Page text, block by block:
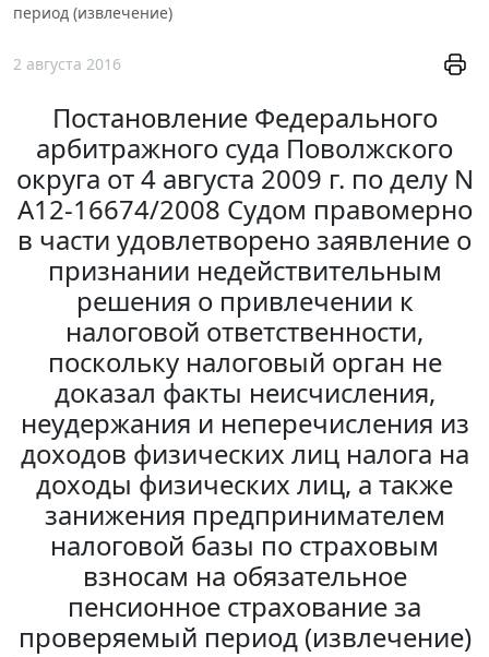
период (извлечение)
2 августа 2016
Постановление Федерального
арбитражного суда Поволжского
округа от 4 августа 2009 г. по делу N
А12-16674/2008 Судом правомерно
в части удовлетворено заявление о
признании недействительным
решения о привлечении к
налоговой ответственности,
поскольку налоговый орган не
доказал факты неисчисления,
неудержания и неперечисления из
доходов физических лиц налога на
доходы физических лиц, а также
занижения предпринимателем
налоговой базы по страховым
взносам на обязательное
пенсионное страхование за
проверяемый период (извлечение)